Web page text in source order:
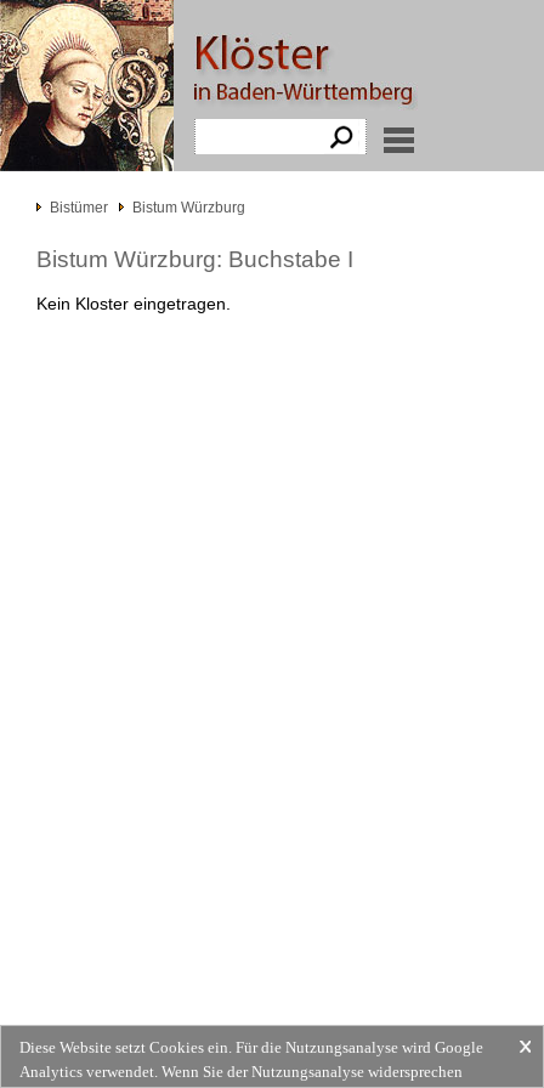
Bistümer Bistum Würzburg
Bistum Würzburg: Buchstabe I
Kein Kloster eingetragen.
Diese Website setzt Cookies ein. Für die Nutzungsanalyse wird Google
Analytics verwendet. Wenn Sie der Nutzungsanalyse widersprechen